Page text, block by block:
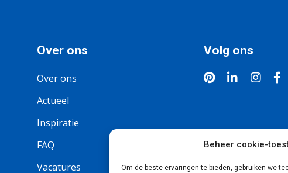
Beheer cookie-
Om de beste ervaringen te bieden, gebruiken we
Over ons
Over ons
Actueel
Inspiratie
FAQ
Vacatures
Volg ons